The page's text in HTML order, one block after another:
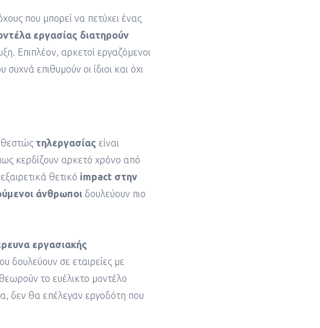
που μπορεί να πετύχει ένας
εργασίας διατηρούν
Επιπλέον, αρκετοί εργαζόμενοι
συχνά επιθυμούν οι ίδιοι και όχι
τηλεργασίας είναι
κερδίζουν αρκετό χρόνο από
θετικό impact στην
άνθρωποι δουλεύουν πιο
εργασιακής
δουλεύουν σε εταιρείες με
το ευέλικτο μοντέλο
δεν θα επέλεγαν εργοδότη που